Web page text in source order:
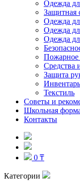
Одежда
Защитная
Одежда
Одежда
Одежда
Пожарное
Средства
Защита
Текстиль
Советы и
Школьная
Контакты
0 ₸
Категории